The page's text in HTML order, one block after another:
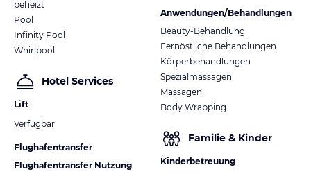
beheizt
Pool
Infinity Pool
Whirlpool
Hotel Services
Lift
Verfügbar
Flughafentransfer
Flughafentransfer Nutzung
Anwendungen/Behandlungen
Beauty-Behandlung
Fernöstliche Behandlungen
Körperbehandlungen
Spezialmassagen
Massagen
Body Wrapping
Familie & Kinder
Kinderbetreuung